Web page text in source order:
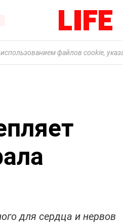
использованием файлов cookie,
для сердца и нервов